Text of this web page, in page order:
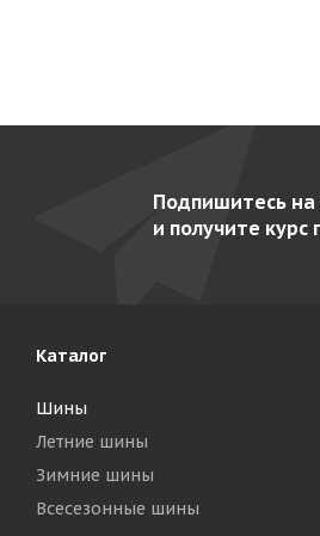
Подпишитесь на
и получите курс
Каталог
Шины
Летние шины
Зимние шины
Всесезонные шины